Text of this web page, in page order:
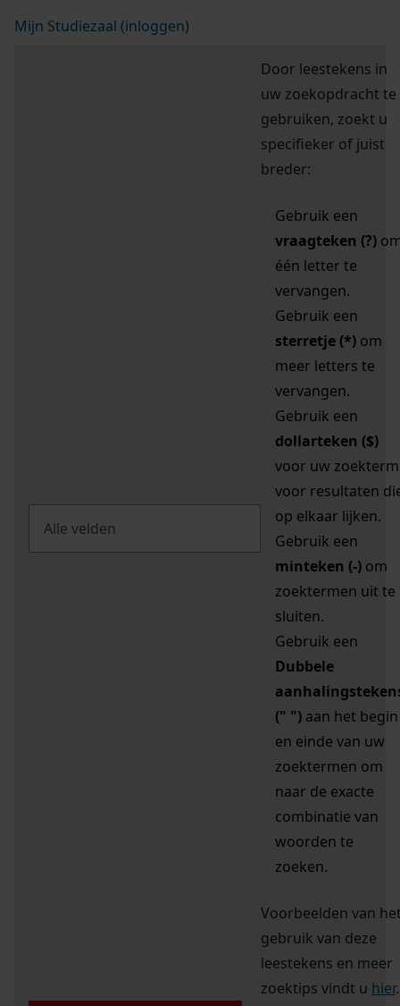
Mijn Studiezaal (inloggen)
Door leestekens in
uw zoekopdracht te
gebruiken, zoekt u
specifieker of juist
breder:
Gebruik een
vraagteken (?)
één letter te
vervangen.
Gebruik een
sterretje (*) om
meer letters te
vervangen.
Gebruik een
dollarteken ($)
voor uw zoekterm
voor resultaten
op elkaar lijken.
Gebruik een
minteken (-) om
zoektermen uit te
sluiten.
Gebruik een
Dubbele
(" ") aan het begin
en einde van uw
zoektermen om
naar de exacte
combinatie van
woorden te
zoeken.
Voorbeelden van
gebruik van deze
leestekens en meer
zoektips vindt u hier.